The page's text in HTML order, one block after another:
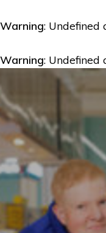
Warning: Undefined
Warning: Undefined